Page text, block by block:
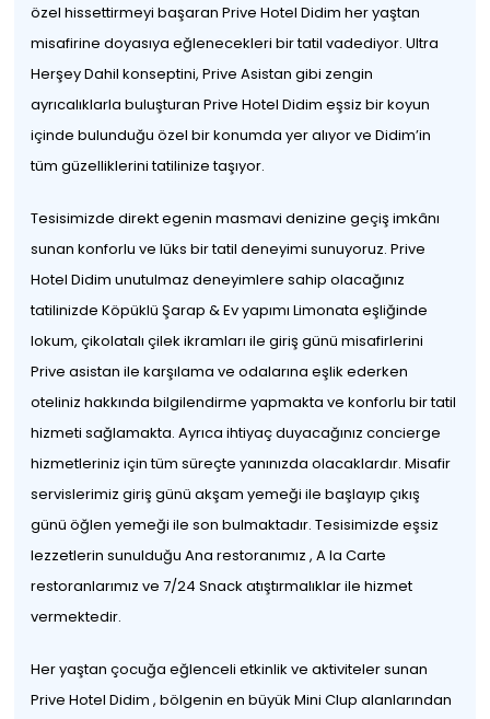
özel hissettirmeyi başaran Prive Hotel Didim her yaştan
misafirine doyasıya eğlenecekleri bir tatil vadediyor. Ultra
Herşey Dahil konseptini, Prive Asistan gibi zengin
ayrıcalıklarla buluşturan Prive Hotel Didim eşsiz bir koyun
içinde bulunduğu özel bir konumda yer alıyor ve Didim’in
tüm güzelliklerini tatilinize taşıyor.
Tesisimizde direkt egenin masmavi denizine geçiş imkânı
sunan konforlu ve lüks bir tatil deneyimi sunuyoruz. Prive
Hotel Didim unutulmaz deneyimlere sahip olacağınız
tatilinizde Köpüklü Şarap & Ev yapımı Limonata eşliğinde
lokum, çikolatalı çilek ikramları ile giriş günü misafirlerini
Prive asistan ile karşılama ve odalarına eşlik ederken
oteliniz hakkında bilgilendirme yapmakta ve konforlu bir tatil
hizmeti sağlamakta. Ayrıca ihtiyaç duyacağınız concierge
hizmetleriniz için tüm süreçte yanınızda olacaklardır. Misafir
servislerimiz giriş günü akşam yemeği ile başlayıp çıkış
günü öğlen yemeği ile son bulmaktadır. Tesisimizde eşsiz
lezzetlerin sunulduğu Ana restoranımız , A la Carte
restoranlarımız ve 7/24 Snack atıştırmalıklar ile hizmet
vermektedir.
Her yaştan çocuğa eğlenceli etkinlik ve aktiviteler sunan
Prive Hotel Didim , bölgenin en büyük Mini Clup alanlarından